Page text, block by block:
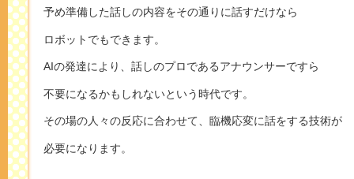
予め準備した話しの内容をその通りに話すだけなら
ロボットでもできます。
AIの発達により、話しのプロであるアナウンサーですら
不要になるかもしれないという時代です。
その場の人々の反応に合わせて、臨機応変に話をする技術が
必要になります。